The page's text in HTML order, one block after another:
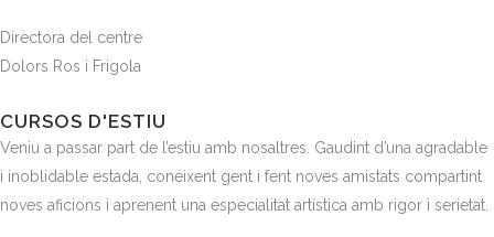
Directora del centre
Dolors Ros i Frigola
CURSOS D'ESTIU
Veniu a passar part de l’estiu amb nosaltres. Gaudint d’una agradable
i inoblidable estada, coneixent gent i fent noves amistats compartint
noves aficions i aprenent una especialitat artística amb rigor i serietat.